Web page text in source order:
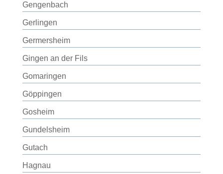
Gengenbach
Gerlingen
Germersheim
Gingen an der Fils
Gomaringen
Göppingen
Gosheim
Gundelsheim
Gutach
Hagnau